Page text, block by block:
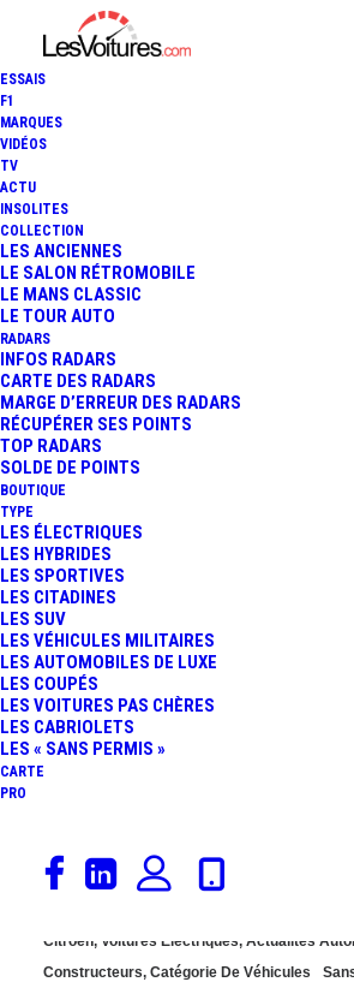
ESSAIS
F1
MARQUES
VIDÉOS
TV
ACTU
INSOLITES
COLLECTION
LES ANCIENNES
LE SALON RÉTROMOBILE
LE MANS CLASSIC
LE TOUR AUTO
RADARS
INFOS RADARS
CARTE DES RADARS
MARGE D’ERREUR DES RADARS
RÉCUPÉRER SES POINTS
TOP RADARS
SOLDE DE POINTS
BOUTIQUE
TYPE
LES ÉLECTRIQUES
LES HYBRIDES
LES SPORTIVES
LES CITADINES
LES SUV
LES VÉHICULES MILITAIRES
LES AUTOMOBILES DE LUXE
LES COUPÉS
LES VOITURES PAS CHÈRES
LES CABRIOLETS
LES « SANS PERMIS »
CARTE
PRO
3 mars 2025
CITROËN AMI :
000 KM
« CROISIÈRE
EST ARRIVÉE AU
Citroën, Voitures Électriques, Actualités
Constructeurs, Catégorie De Véhicules